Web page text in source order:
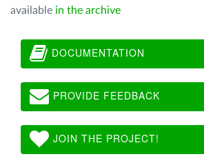
available in the archive
DOCUMENTATION
PROVIDE FEEDBACK
JOIN THE PROJECT!